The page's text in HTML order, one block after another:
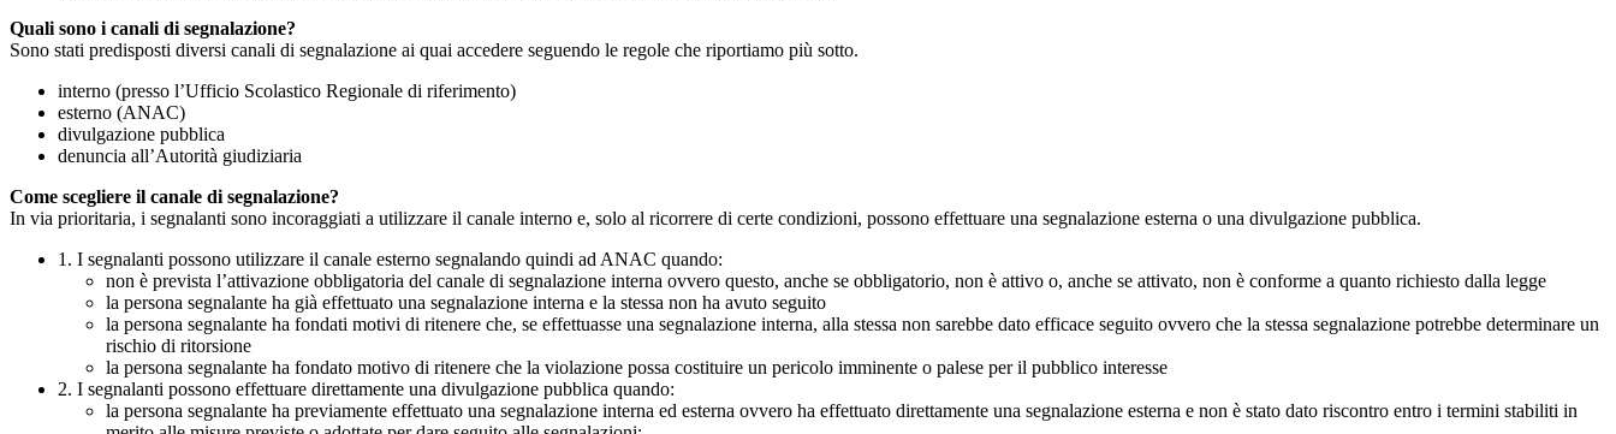
Quali sono i canali di segnalazione?
Sono stati predisposti diversi canali di segnalazione ai quai accedere seguendo le regole che riportiamo più sotto.
interno (presso l’Ufficio Scolastico Regionale di riferimento)
esterno (ANAC)
divulgazione pubblica
denuncia all’Autorità giudiziaria
Come scegliere il canale di segnalazione?
In via prioritaria, i segnalanti sono incoraggiati a utilizzare il canale interno e, solo al ricorrere di certe condizioni, possono effettuare una segnalazione esterna o una divulgazione pubblica.
1. I segnalanti possono utilizzare il canale esterno segnalando quindi ad ANAC quando:
non è prevista l’attivazione obbligatoria del canale di segnalazione interna ovvero questo, anche se obbligatorio, non è attivo o, anche se attivato, non è conforme a quanto richiesto dalla legge
la persona segnalante ha già effettuato una segnalazione interna e la stessa non ha avuto seguito
la persona segnalante ha fondati motivi di ritenere che, se effettuasse una segnalazione interna, alla stessa non sarebbe dato efficace seguito ovvero che la stessa segnalazione potrebbe determinare un
rischio di ritorsione
la persona segnalante ha fondato motivo di ritenere che la violazione possa costituire un pericolo imminente o palese per il pubblico interesse
2. I segnalanti possono effettuare direttamente una divulgazione pubblica quando:
la persona segnalante ha previamente effettuato una segnalazione interna ed esterna ovvero ha effettuato direttamente una segnalazione esterna e non è stato dato riscontro entro i termini stabiliti in